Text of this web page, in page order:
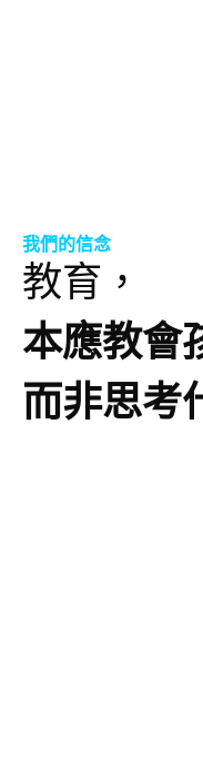
我們的信念
教育，
本應教會
而非思考